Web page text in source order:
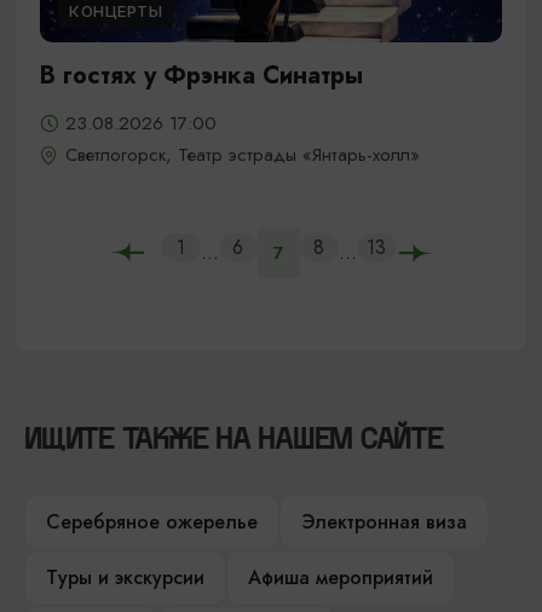
КОНЦЕРТЫ
В гостях у Фрэнка Синатры
23.08.2026 17:00
Светлогорск, Театр эстрады «Янтарь-холл»
1 ... 6 7 8 ... 13
ИЩИТЕ ТАКЖЕ НА НАШЕМ САЙТЕ
Серебряное ожерелье
Электронная виза
Туры и экскурсии
Афиша мероприятий